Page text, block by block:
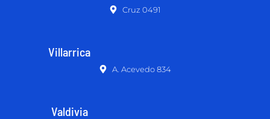
Cruz 0491
Villarrica
A. Acevedo 834
Valdivia